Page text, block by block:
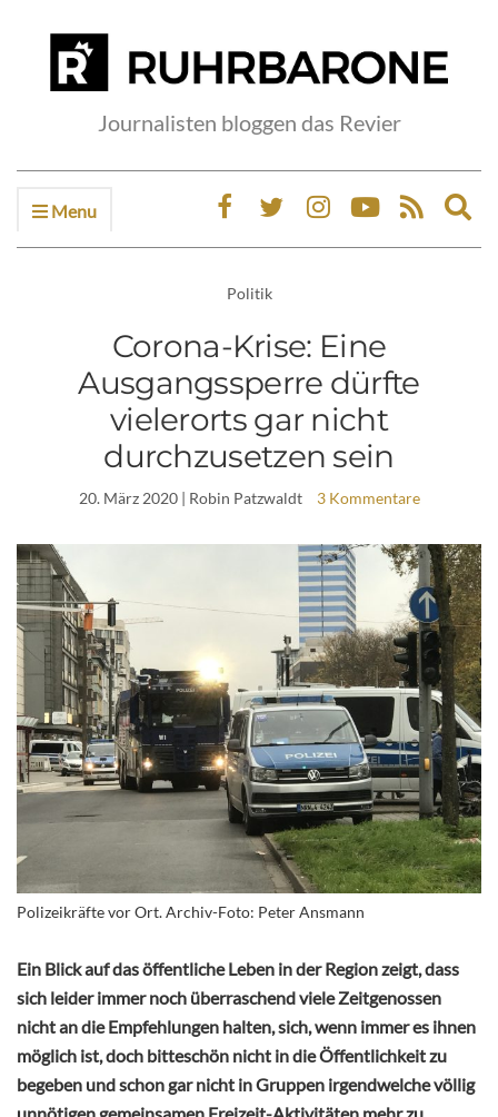
Journalisten bloggen das Revier
Menu
Politik
Corona-Krise: Eine
Ausgangssperre dürfte
vielerorts gar nicht
durchzusetzen sein
20. März 2020| Robin Patzwaldt 3 Kommentare
Polizeikräfte vor Ort. Archiv-Foto: Peter Ansmann
Ein Blick auf das öffentliche Leben in der Region zeigt, dass
sich leider immer noch überraschend viele Zeitgenossen
nicht an die Empfehlungen halten, sich, wenn immer es ihnen
möglich ist, doch bitteschön nicht in die Öffentlichkeit zu
begeben und schon gar nicht in Gruppen irgendwelche völlig